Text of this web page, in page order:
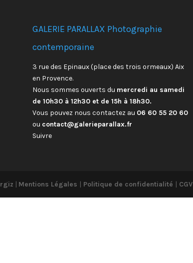
GALERIE PARALLAX Photographie
contemporaine
3 rue des Epinaux (place des trois ormeaux) Aix
en Provence.
Nous sommes ouverts du mercredi au samedi
de 10h30 à 12h30 et de 15h à 18h30.
Vous pouvez nous contactez au 06 60 55 20 60
ou contact@galerieparallax.fr
Suivre
| Mentions Légales | Politique de confidentialité | CGV